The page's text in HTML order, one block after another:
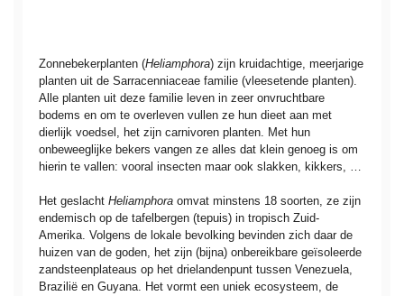
Zonnebekerplanten (Heliamphora) zijn kruidachtige, meerjarige
planten uit de Sarracenniaceae familie (vleesetende planten).
Alle planten uit deze familie leven in zeer onvruchtbare
bodems en om te overleven vullen ze hun dieet aan met
dierlijk voedsel, het zijn carnivoren planten. Met hun
onbeweeglijke bekers vangen ze alles dat klein genoeg is om
hierin te vallen: vooral insecten maar ook slakken, kikkers, …
Het geslacht Heliamphora omvat minstens 18 soorten, ze zijn
endemisch op de tafelbergen (tepuis) in tropisch Zuid-
Amerika. Volgens de lokale bevolking bevinden zich daar de
huizen van de goden, het zijn (bijna) onbereikbare geïsoleerde
zandsteenplateaus op het drielandenpunt tussen Venezuela,
Brazilië en Guyana. Het vormt een uniek ecosysteem, de